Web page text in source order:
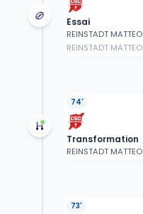
Essai
REINSTADT MATTEO
REINSTADT MATTEO
74'
Transformation
REINSTADT MATTEO
73'